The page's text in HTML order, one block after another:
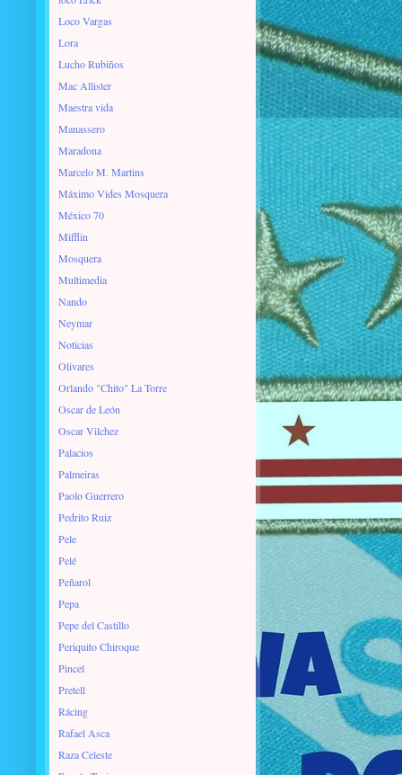
Loco Vargas
Lora
Lucho Rubiños
Mac Allister
Maestra vida
Manassero
Maradona
Marcelo M. Martins
Máximo Vides Mosquera
México 70
Mifflin
Mosquera
Multimedia
Nando
Neymar
Noticias
Olivares
Orlando "Chito" La Torre
Oscar de León
Oscar Vilchez
Palacios
Palmeiras
Paolo Guerrero
Pedrito Ruiz
Pele
Pelé
Peñarol
Pepa
Pepe del Castillo
Periquito Chiroque
Pincel
Pretell
Rácing
Rafael Asca
Raza Celeste